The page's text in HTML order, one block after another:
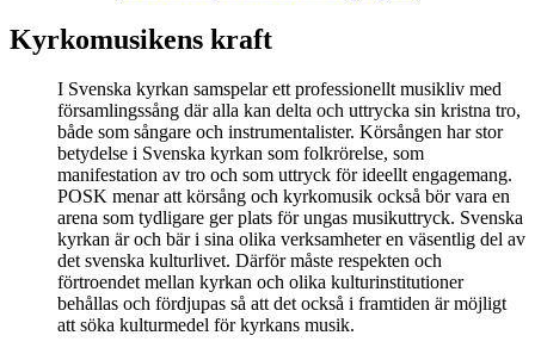
Kyrkomusikens kraft
I Svenska kyrkan samspelar ett professionellt musikliv med
församlingssång där alla kan delta och uttrycka sin kristna tro,
både som sångare och instrumentalister. Körsången har stor
betydelse i Svenska kyrkan som folkrörelse, som
manifestation av tro och som uttryck för ideellt engagemang.
POSK menar att körsång och kyrkomusik också bör vara en
arena som tydligare ger plats för ungas musikuttryck. Svenska
kyrkan är och bär i sina olika verksamheter en väsentlig del av
det svenska kulturlivet. Därför måste respekten och
förtroendet mellan kyrkan och olika kulturinstitutioner
behållas och fördjupas så att det också i framtiden är möjligt
att söka kulturmedel för kyrkans musik.